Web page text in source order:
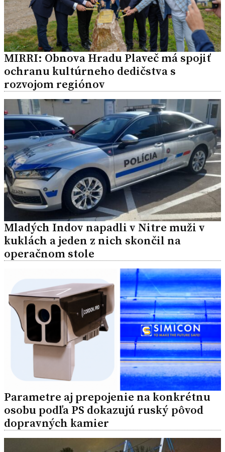
MIRRI: Obnova Hradu Plaveč má spojiť
ochranu kultúrneho dedičstva s
rozvojom regiónov
Mladých Indov napadli v Nitre muži v
kuklách a jeden z nich skončil na
operačnom stole
Parametre aj prepojenie na konkrétnu
osobu podľa PS dokazujú ruský pôvod
dopravných kamier